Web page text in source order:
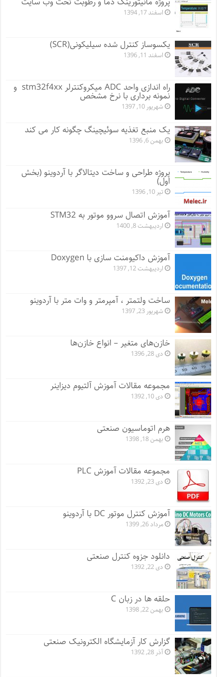
اسفند 17, 1394
یکسوساز کنترل شده سیلیکونی(SCR)
اسفند 11, 1396
راه اندازی واحد ADC میکروکنترلر stm32f4xx و
نمونه برداری با نرخ مشخص
شهریور 10, 1397
یک منبع تغذیه سوئیچینگ چگونه کار می کند
بهمن 6, 1396
پروژه طراحی و ساخت دیتالاگر با آردوینو (بخش
اول)
تیر 10, 1396
آموزش اتصال سروو موتور به STM32
اردیبهشت 8, 1400
آموزش داکیومنت سازی با Doxygen
اردیبهشت 12, 1397
ساخت ولتمتر ، آمپرمتر و وات متر با آردوینو
شهریور 23, 1397
خازن‌های متغیر – انواع خازن‌ها
دی 28, 1396
مجموعه مقالات آموزش آلتیوم دیزاینر
دی 10, 1392
هرم اتوماسیون صنعتی
بهمن 18, 1398
مجموعه مقالات آموزش PLC
دی 23, 1392
آموزش کنترل موتور DC با آردوینو
مرداد 26, 1399
دانلود جزوه کنترل صنعتی
دی 22, 1392
حلقه ها در زبان C
بهمن 22, 1398
گزارش کار آزمایشگاه الکترونیک صنعتی
آذر 28, 1392